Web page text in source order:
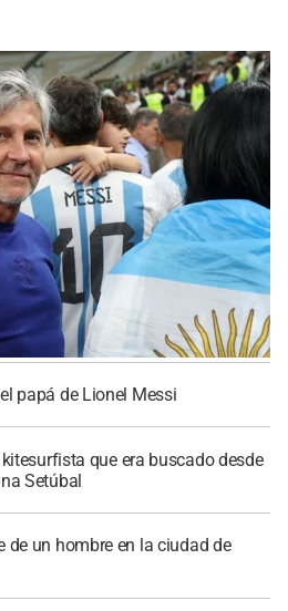
papá de Lionel Messi
que era buscado desde
Setúbal
de un hombre en la ciudad de